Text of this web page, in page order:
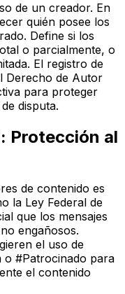
de un creador. En
quién posee los
Define si los
o parcialmente, o
El registro de
Derecho de Autor
para proteger
disputa.
Protección al
de contenido es
la Ley Federal de
que los mensajes
engañosos.
el uso de
o #Patrocinado para
el contenido